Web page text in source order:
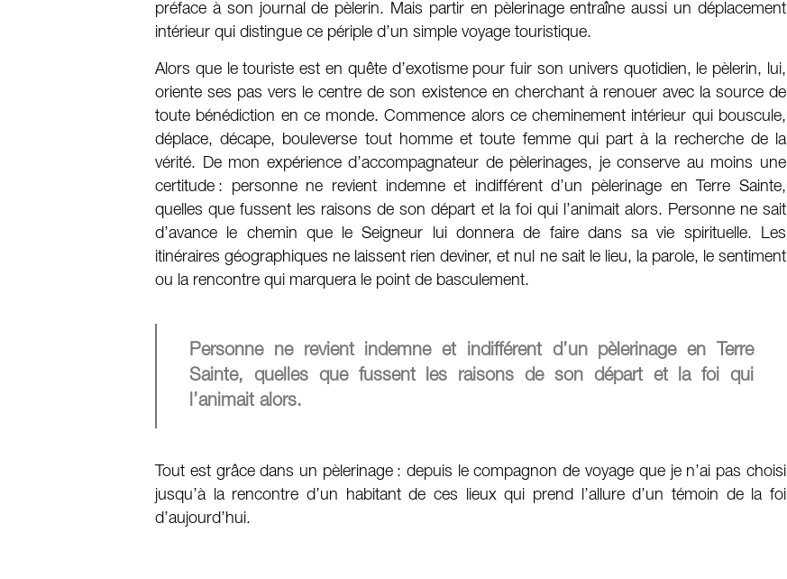
préface à son journal de pèlerin. Mais partir en pèlerinage entraîne aussi un déplacement
intérieur qui distingue ce périple d’un simple voyage touristique.
Alors que le touriste est en quête d’exotisme pour fuir son univers quotidien, le pèlerin, lui,
oriente ses pas vers le centre de son existence en cherchant à renouer avec la source de
toute bénédiction en ce monde. Commence alors ce cheminement intérieur qui bouscule,
déplace, décape, bouleverse tout homme et toute femme qui part à la recherche de la
vérité. De mon expérience d’accompagnateur de pèlerinages, je conserve au moins une
certitude : personne ne revient indemne et indifférent d’un pèlerinage en Terre Sainte,
quelles que fussent les raisons de son départ et la foi qui l’animait alors. Personne ne sait
d’avance le chemin que le Seigneur lui donnera de faire dans sa vie spirituelle. Les
itinéraires géographiques ne laissent rien deviner, et nul ne sait le lieu, la parole, le sentiment
ou la rencontre qui marquera le point de basculement.
Personne ne revient indemne et indifférent d’un pèlerinage en Terre
Sainte, quelles que fussent les raisons de son départ et la foi qui
l’animait alors.
Tout est grâce dans un pèlerinage : depuis le compagnon de voyage que je n’ai pas choisi
jusqu’à la rencontre d’un habitant de ces lieux qui prend l’allure d’un témoin de la foi
d’aujourd’hui.